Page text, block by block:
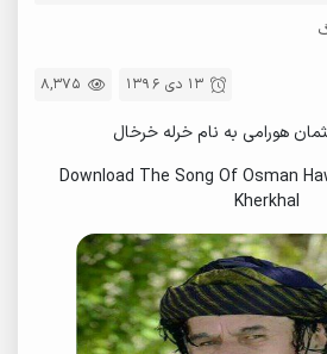
8,375 13 دی 1396
هورامی به نام خرله خرخال
Download The Song Of Osman
Kherkhal